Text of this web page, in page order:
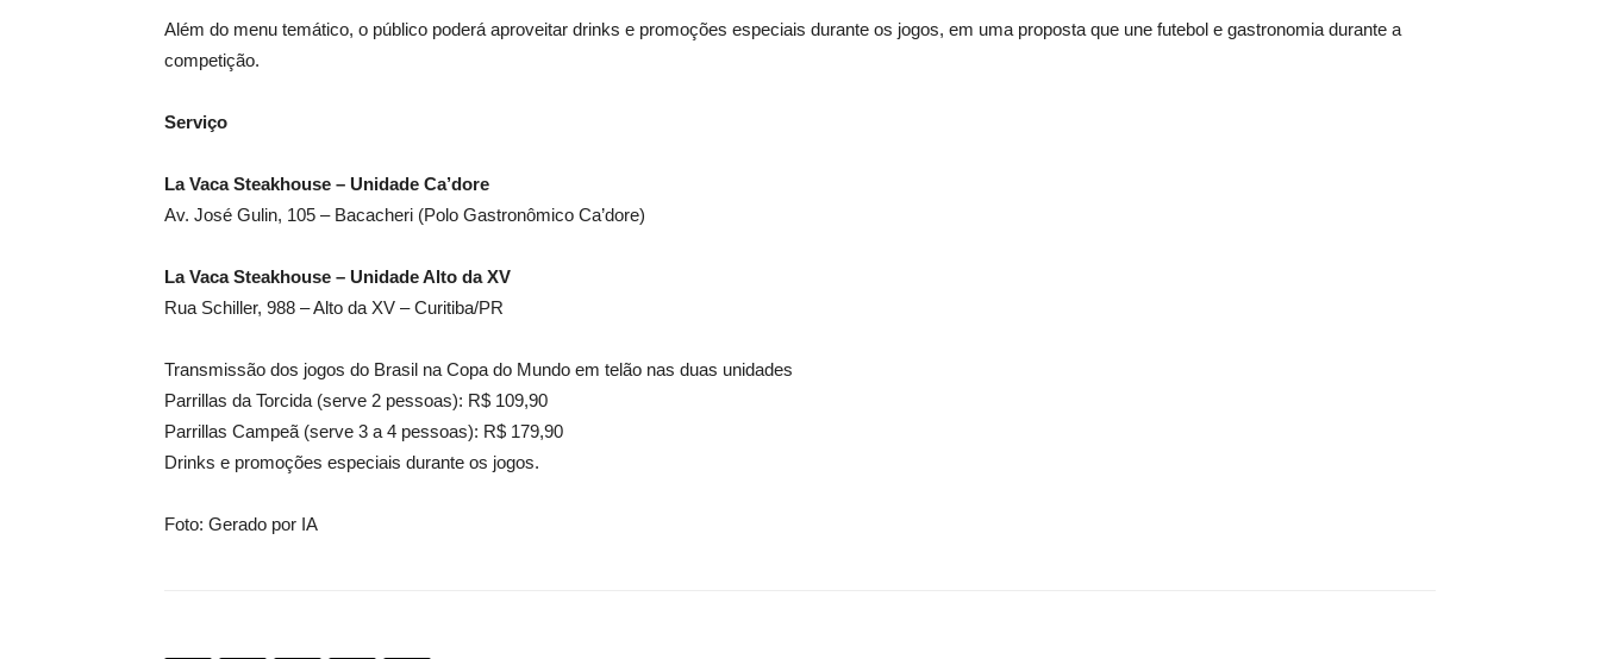
Além do menu temático, o público poderá aproveitar drinks e promoções especiais durante os jogos, em uma proposta que une futebol e gastronomia durante a
competição.
Serviço
La Vaca Steakhouse – Unidade Ca’dore
Av. José Gulin, 105 – Bacacheri (Polo Gastronômico Ca’dore)
La Vaca Steakhouse – Unidade Alto da XV
Rua Schiller, 988 – Alto da XV – Curitiba/PR
Transmissão dos jogos do Brasil na Copa do Mundo em telão nas duas unidades
Parrillas da Torcida (serve 2 pessoas): R$ 109,90
Parrillas Campeã (serve 3 a 4 pessoas): R$ 179,90
Drinks e promoções especiais durante os jogos.
Foto: Gerado por IA